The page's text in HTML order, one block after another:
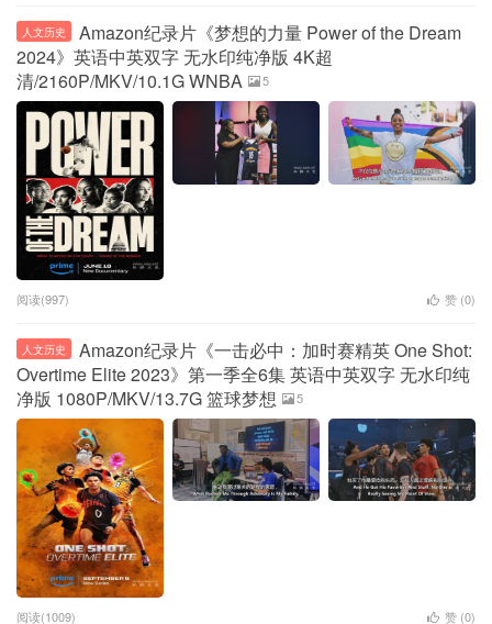
人文历史
Amazon纪录片《梦想的力量 Power of the Dream
2024》英语中英双字 无水印纯净版 4K超
清/2160P/MKV/10.1G WNBA
5
阅读(997) 赞 (0)
人文历史
Amazon纪录片《一击必中：加时赛精英 One Shot:
Overtime Elite 2023》第一季全6集 英语中英双字 无水印纯
净版 1080P/MKV/13.7G 篮球梦想
5
阅读(1009) 赞 (0)